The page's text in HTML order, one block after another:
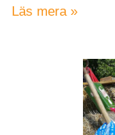
Läs mera »